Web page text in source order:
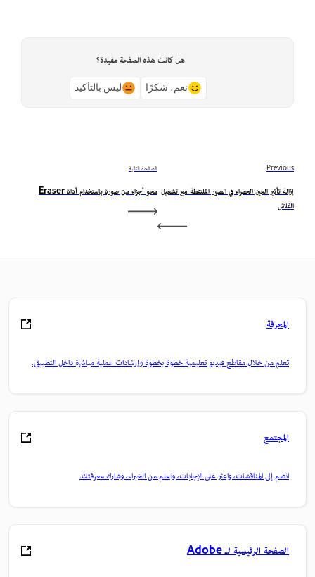
هل كانت هذه الصفحة مفيدة؟
نعم، شكرًا ليس بالتأكيد
Previous
إزالة تأثير العين الحمراء في الصور الملتقطة مع تشغيل
الفلاش
الصفحة التالية
محو أجزاء من صورة باستخدام أداة Eraser
المعرفة
تعلم من خلال مقاطع فيديو تعليمية خطوة بخطوة وإرشادات عملية مباشرة داخل التطبيق.
المجتمع
انضم إلى المناقشات، واعثر على الإجابات، وتعلم من الخبراء، وشارك معرفتك.
الصفحة الرئيسية لـ Adobe